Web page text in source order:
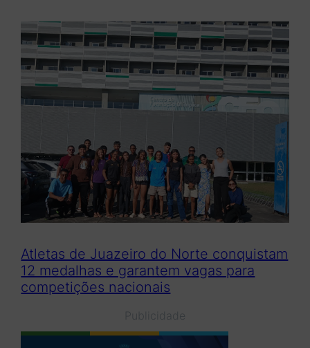
Atletas de Juazeiro do Norte conquistam
12 medalhas e garantem vagas para
competições nacionais
Publicidade